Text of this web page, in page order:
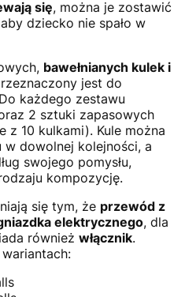
się, można je zostawić
dziecko nie spało w
bawełnianych kulek i
jest do
każdego zestawu
2 sztuki zapasowych
z 10 kulkami). Kule można
w dowolnej kolejności, a
swojego pomysłu,
kompozycję.
się tym, że przewód z
elektrycznego, dla
również włącznik.